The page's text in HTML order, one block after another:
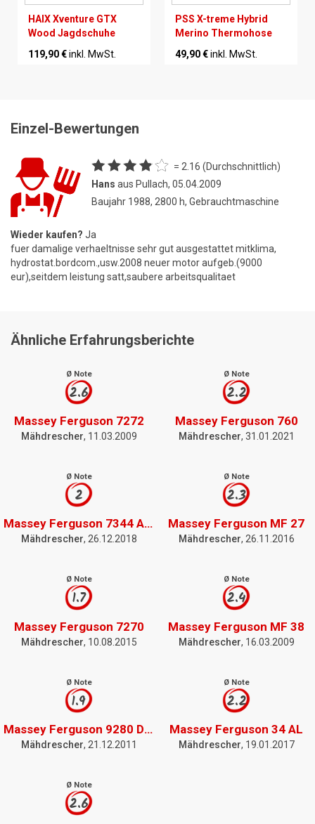
HAIX Xventure GTX
Wood Jagdschuhe
119,90 €inkl. MwSt.
PSS X-treme Hybrid
Merino Thermohose
49,90 €inkl. MwSt.
Einzel-Bewertungen
= 2.16 (Durchschnittlich)
Hans aus Pullach, 05.04.2009
Baujahr 1988, 2800 h, Gebrauchtmaschine
Wieder kaufen? Ja
fuer damalige verhaeltnisse sehr gut ausgestattet mitklima,
hydrostat.bordcom.,usw.2008 neuer motor aufgeb.(9000
eur),seitdem leistung satt,saubere arbeitsqualitaet
Ähnliche Erfahrungsberichte
Ø Note
2.6
Massey Ferguson 7272
Mähdrescher, 11.03.2009
Ø Note
2.2
Massey Ferguson 760
Mähdrescher, 31.01.2021
Ø Note
2
Massey Ferguson 7344 Activa
Mähdrescher, 26.12.2018
Ø Note
2.3
Massey Ferguson MF 27
Mähdrescher, 26.11.2016
Ø Note
1.7
Massey Ferguson 7270
Mähdrescher, 10.08.2015
Ø Note
2.4
Massey Ferguson MF 38
Mähdrescher, 16.03.2009
Ø Note
1.9
Massey Ferguson 9280 Delta
Mähdrescher, 21.12.2011
Ø Note
2.2
Massey Ferguson 34 AL
Mähdrescher, 19.01.2017
Ø Note
2.6